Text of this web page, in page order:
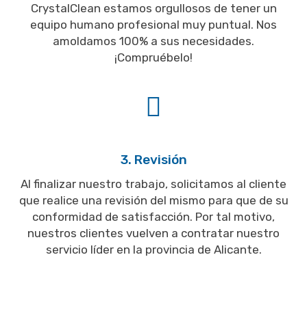
CrystalClean estamos orgullosos de tener un
equipo humano profesional muy puntual. Nos
amoldamos 100% a sus necesidades.
¡Compruébelo!
3. Revisión
Al finalizar nuestro trabajo, solicitamos al cliente
que realice una revisión del mismo para que de su
conformidad de satisfacción. Por tal motivo,
nuestros clientes vuelven a contratar nuestro
servicio líder en la provincia de Alicante.